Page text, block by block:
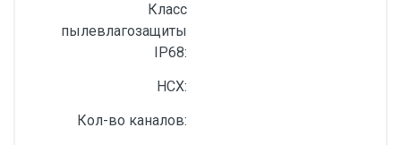
Класс
пылевлагозащиты
IP68:
НСХ:
Кол-во каналов: